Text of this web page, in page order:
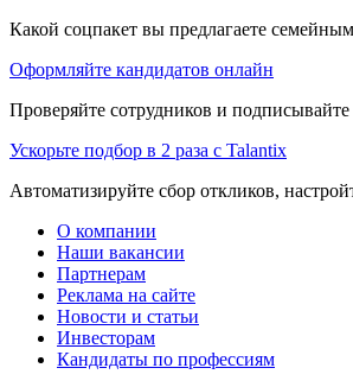
Какой соцпакет вы предлагаете
Оформляйте кандидатов онлайн
Проверяйте сотрудников и
Ускорьте подбор в 2 раза с Talantix
Автоматизируйте сбор откликов,
О компании
Наши вакансии
Партнерам
Реклама на сайте
Новости и статьи
Инвесторам
Кандидаты по профессиям